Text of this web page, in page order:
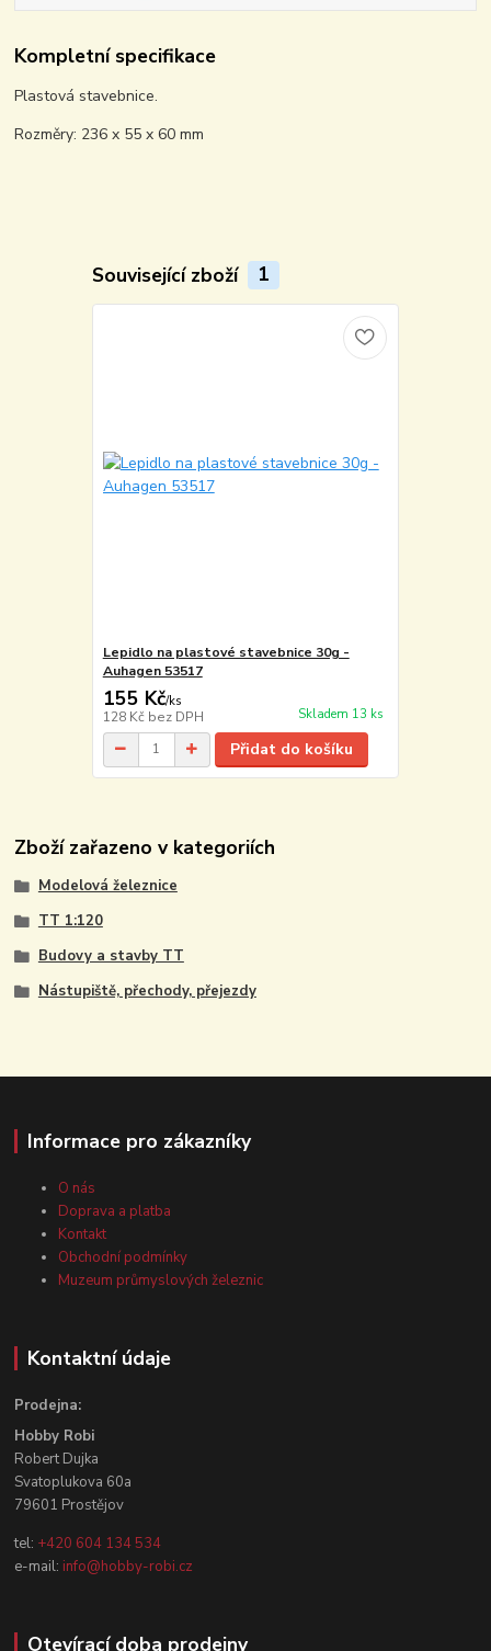
Kompletní specifikace
Plastová stavebnice.
Rozměry: 236 x 55 x 60 mm
Související zboží 1
Lepidlo na plastové stavebnice 30g -
Auhagen 53517
155 Kč/ks
128 Kč bez DPH Skladem 13 ks
Přidat do košíku
Zboží zařazeno v kategoriích
Modelová železnice
TT 1:120
Budovy a stavby TT
Nástupiště, přechody, přejezdy
Informace pro zákazníky
O nás
Doprava a platba
Kontakt
Obchodní podmínky
Muzeum průmyslových železnic
Kontaktní údaje
Prodejna:
Hobby Robi
Robert Dujka
Svatoplukova 60a
79601 Prostějov
tel: +420 604 134 534
e-mail: info@hobby-robi.cz
Otevírací doba prodejny